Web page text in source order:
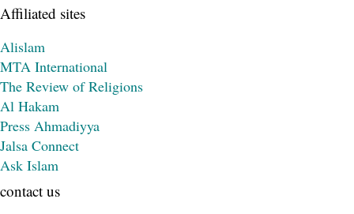
Affiliated sites
Alislam
MTA International
The Review of Religions
Al Hakam
Press Ahmadiyya
Jalsa Connect
Ask Islam
contact us